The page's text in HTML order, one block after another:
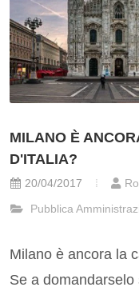
MILANO È
D'ITALIA?
20/04/2017
Pubblica
Milano è ancora la
Se a domandarselo